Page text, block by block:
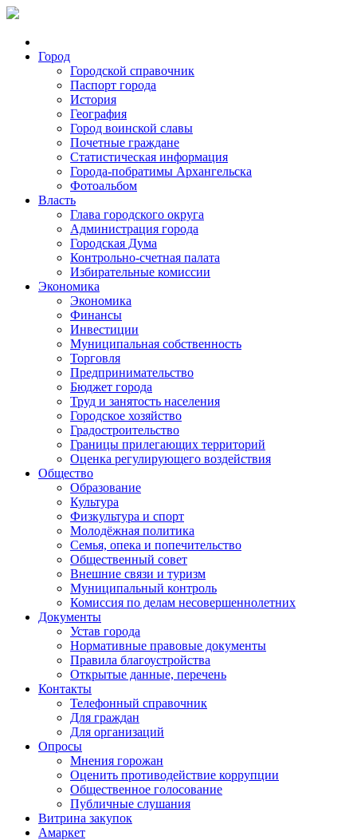
Город
Городской справочник
Паспорт города
История
География
Город воинской славы
Почетные граждане
Статистическая информация
Города-побратимы Архангельска
Фотоальбом
Власть
Глава городского округа
Администрация города
Городская Дума
Контрольно-счетная палата
Избирательные комиссии
Экономика
Экономика
Финансы
Инвестиции
Муниципальная собственность
Торговля
Предпринимательство
Бюджет города
Труд и занятость населения
Городское хозяйство
Градостроительство
Границы прилегающих территорий
Оценка регулирующего воздействия
Общество
Образование
Культура
Физкультура и спорт
Молодёжная политика
Семья, опека и попечительство
Общественный совет
Внешние связи и туризм
Муниципальный контроль
Комиссия по делам несовершеннолетних
Документы
Устав города
Нормативные правовые документы
Правила благоустройства
Открытые данные, перечень
Контакты
Телефонный справочник
Для граждан
Для организаций
Опросы
Мнения горожан
Оценить противодействие коррупции
Общественное голосование
Публичные слушания
Витрина закупок
Амаркет